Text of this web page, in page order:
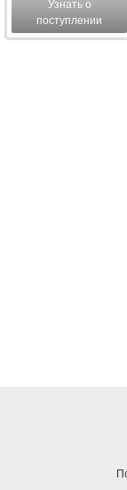
Узнать о
поступлении